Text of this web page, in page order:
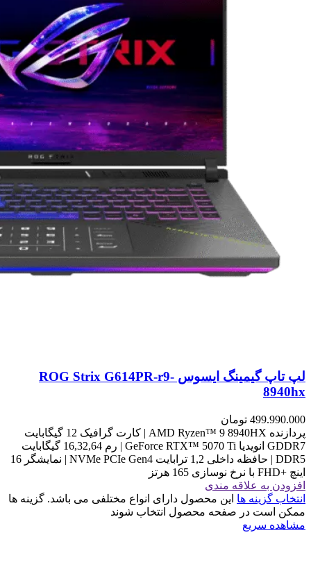
لپ تاپ گیمینگ ایسوس ROG Strix G614PR-r9-
8940hx
499.990.000 تومان
پردازنده AMD Ryzen™ 9 8940HX | کارت گرافیک 12 گیگابایت
GDDR7 انویدیا GeForce RTX™ 5070 Ti | رم 16,32,64 گیگابایت
DDR5 | حافظه داخلی 1,2 ترابایت NVMe PCIe Gen4 | نمایشگر 16
اینچ +FHD با نرخ نوسازی 165 هرتز
افزودن به علاقه مندی
انتخاب گزینه ها این محصول دارای انواع مختلفی می باشد. گزینه ها
ممکن است در صفحه محصول انتخاب شوند
مشاهده سریع